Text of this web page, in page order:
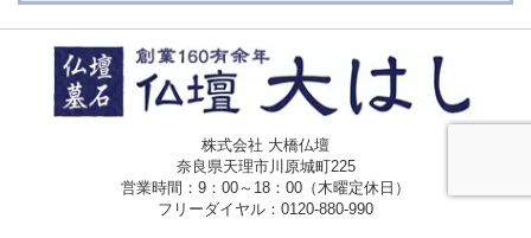
株式会社 大橋仏壇
奈良県天理市川原城町225
営業時間：9：00～18：00（木曜定休日）
フリーダイヤル： 0120-880-990